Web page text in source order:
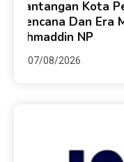
Tantangan Kota
Bencana Dan
Ahmaddin NP
07/08/2026